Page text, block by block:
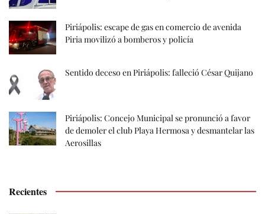
Piriápolis: escape de gas en comercio de avenida
Piria movilizó a bomberos y policía
Sentido deceso en Piriápolis: falleció César Quijano
Piriápolis: Concejo Municipal se pronunció a favor
de demoler el club Playa Hermosa y desmantelar las
Aerosillas
Recientes